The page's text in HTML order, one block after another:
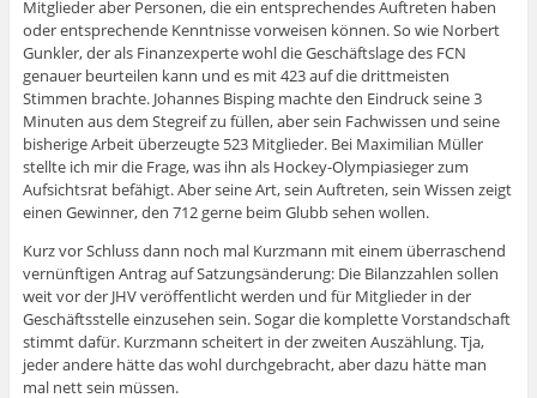
Mitglieder aber Personen, die ein entsprechendes Auftreten haben
oder entsprechende Kenntnisse vorweisen können. So wie Norbert
Gunkler, der als Finanzexperte wohl die Geschäftslage des FCN
genauer beurteilen kann und es mit 423 auf die drittmeisten
Stimmen brachte. Johannes Bisping machte den Eindruck seine 3
Minuten aus dem Stegreif zu füllen, aber sein Fachwissen und seine
bisherige Arbeit überzeugte 523 Mitglieder. Bei Maximilian Müller
stellte ich mir die Frage, was ihn als Hockey-Olympiasieger zum
Aufsichtsrat befähigt. Aber seine Art, sein Auftreten, sein Wissen zeigt
einen Gewinner, den 712 gerne beim Glubb sehen wollen.
Kurz vor Schluss dann noch mal Kurzmann mit einem überraschend
vernünftigen Antrag auf Satzungsänderung: Die Bilanzzahlen sollen
weit vor der JHV veröffentlicht werden und für Mitglieder in der
Geschäftsstelle einzusehen sein. Sogar die komplette Vorstandschaft
stimmt dafür. Kurzmann scheitert in der zweiten Auszählung. Tja,
jeder andere hätte das wohl durchgebracht, aber dazu hätte man
mal nett sein müssen.